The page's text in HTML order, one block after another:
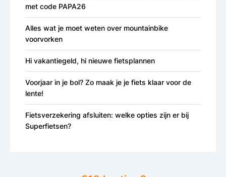
met code PAPA26
Alles wat je moet weten over mountainbike
voorvorken
Hi vakantiegeld, hi nieuwe fietsplannen
Voorjaar in je bol? Zo maak je je fiets klaar voor de
lente!
Fietsverzekering afsluiten: welke opties zijn er bij
Superfietsen?